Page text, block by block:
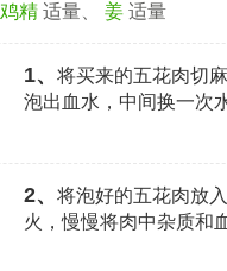
鸡精 适量、姜 适量
1、
将买来的五花肉切
泡出血水，中间换一次水
2、
将泡好的五花肉放
火，慢慢将肉中杂质和